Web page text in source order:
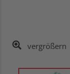
vergrößern